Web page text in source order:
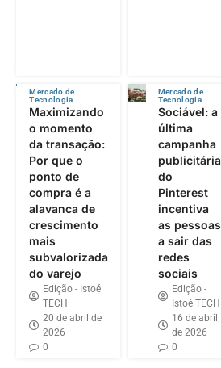
Mercado de
Tecnologia
Maximizando
o momento
da transação:
Por que o
ponto de
compra é a
alavanca de
crescimento
mais
subvalorizada
do varejo
Edição - Istoé
TECH
20 de abril de
2026
0
Mercado de
Tecnologia
Sociável: a
última
campanha
publicitária
do
Pinterest
incentiva
as pessoas
a sair das
redes
sociais
Edição -
Istoé TECH
16 de abril
de 2026
0